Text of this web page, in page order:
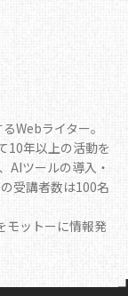
Webライター。
10年以上の活動を
AIツールの導入・
受講者数は100名
モットーに情報発